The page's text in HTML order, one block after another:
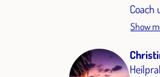
Coach
Show